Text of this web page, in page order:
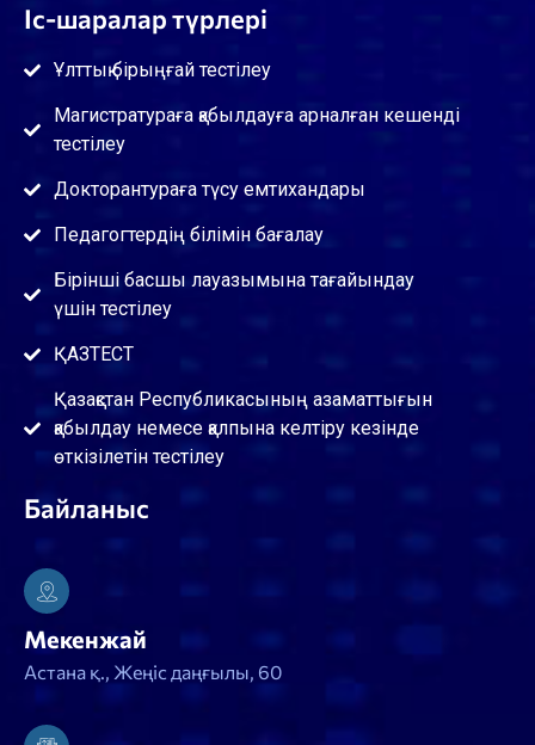
Іс-шаралар түрлері
Ұлттық бірыңғай тестілеу
Магистратураға қабылдауға арналған кешенді
тестілеу
Докторантураға түсу емтихандары
Педагогтердің білімін бағалау
Бірінші басшы лауазымына тағайындау
үшін тестілеу
ҚАЗТЕСТ
Қазақстан Республикасының азаматтығын
қабылдау немесе қалпына келтіру кезінде
өткізілетін тестілеу
Байланыс
Мекенжай
Астана қ., Жеңіс даңғылы, 60